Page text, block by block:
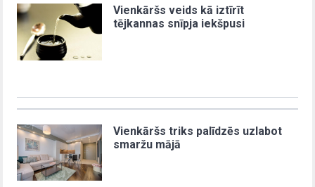
Vienkāršs veids kā iztīrīt
tējkannas snīpja iekšpusi
Vienkāršs triks palīdzēs uzlabot
smaržu mājā